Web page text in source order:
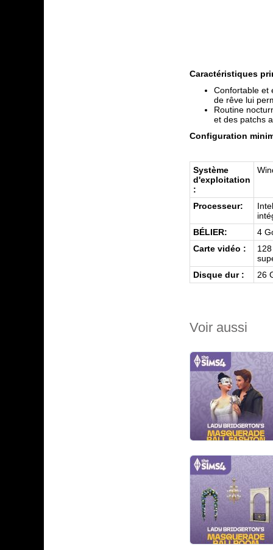
Caractéristiques
Confortable et
de rêve lui
Routine
et des patchs
Configuration
Système
d'exploitation
:
Processeur:
BÉLIER:
4
Carte vidéo :
Disque dur :
26
Voir aussi